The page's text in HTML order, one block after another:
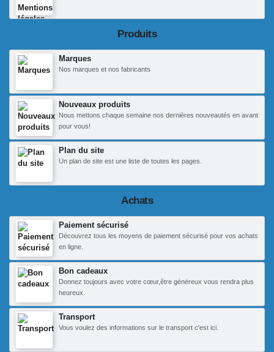
Produits
Marques
Nos marques et nos fabricants
Nouveaux produits
Nous mettons chaque semaine nos dernières nouveautés en avant
pour vous!
Plan du site
Un plan de site est une liste de toutes les pages.
Achats
Paiement sécurisé
Découvrez tous les moyens de paiement sécurisé pour vos achats
en ligne.
Bon cadeaux
Donnez toujours avec votre cœur,être généreux vous rendra plus
heureux.
Transport
Vous voulez des informations sur le transport c'est ici.